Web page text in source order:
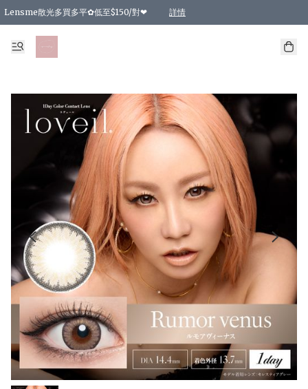
Lensme散光多買多平✿低至$150/對❤ 詳情
台灣Karacon⁩✧日拋 特價清貨❁⃘
日本韓國多款日/月拋現貨☼ 特價❤︎數量有限 售完即止
🇰🇷韓國多款月拋現貨 特價兩對$99✿數量有限 售完即止♫
精選商品，任選買2件或以上9 折；買4件或以上85 折；買6件或以上8 折
精選商品，任選買2件HKD 140.00；買4件HKD 260.00
精選商品，任選買2件HKD 190.00；買4件HKD 360.00
精選商品，任選買2件HKD 110.00；買4件HKD 180.00
精選商品，任選買2件HKD 170.00；買4件HKD 320.00
精選商品，任選買2件或以上減HKD 148.00
精選商品，任選買2件或以上減HKD 148.00
精選商品，任選買2件或以上95 折；買4件或以上9 折；買6件或以上85 折；買8件
精選商品，任選買12件或以上87 折
精選商品，任選買2件或以上減HKD 16.00；買4件或以上減HKD 32.00；買6
精選商品，任選買2件或以上95 折；買4件或以上9 折；買8件或以上85 折；買12
購物滿 HKD 800.00即享免運費優惠！（適用於 特定的送貨方式 )